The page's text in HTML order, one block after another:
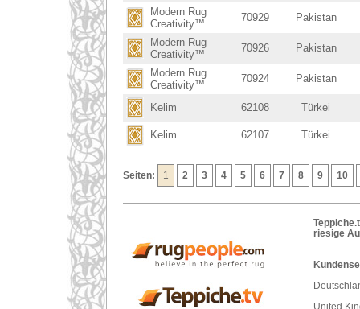
Modern Rug
Creativity™
70929 Pakistan
Modern Rug
Creativity™
70926 Pakistan
Modern Rug
Creativity™
70924 Pakistan
Kelim 62108 Türkei
Kelim 62107 Türkei
Seiten: 1 2 3 4 5 6 7 8 9 10
riesige
United